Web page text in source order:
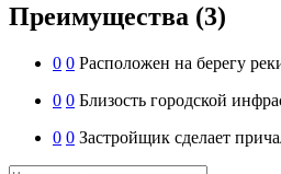
Преимущества (3)
0 0 Расположен на берегу
0 0 Близость городской
0 0 Застройщик сделает